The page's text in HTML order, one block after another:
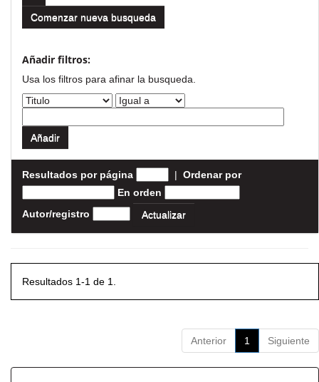
Comenzar nueva busqueda
Añadir filtros:
Usa los filtros para afinar la busqueda.
Resultados por página | Ordenar por
En orden
Autor/registro
Resultados 1-1 de 1.
Anterior 1 Siguiente